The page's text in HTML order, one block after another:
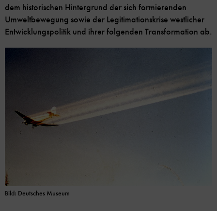
Bild: Deutsches Museum
dem historischen Hintergrund der sich formierenden
Umweltbewegung sowie der Legitimationskrise westlicher
Entwicklungspolitik und ihrer folgenden Transformation ab.